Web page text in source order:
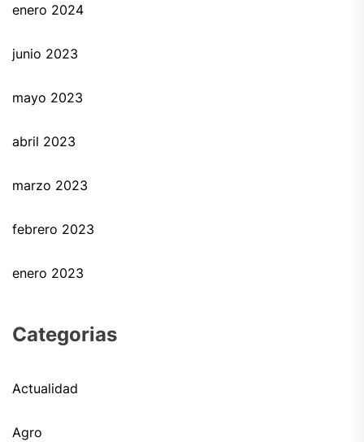
enero 2024
junio 2023
mayo 2023
abril 2023
marzo 2023
febrero 2023
enero 2023
Categorias
Actualidad
Agro